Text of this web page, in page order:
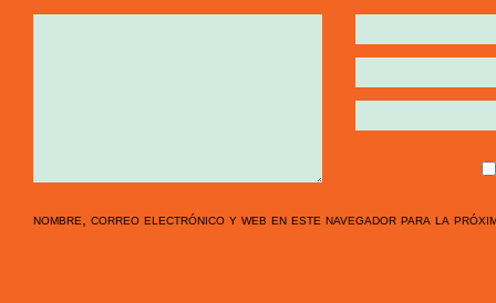
nombre, correo electrónico y web en este navegador para la